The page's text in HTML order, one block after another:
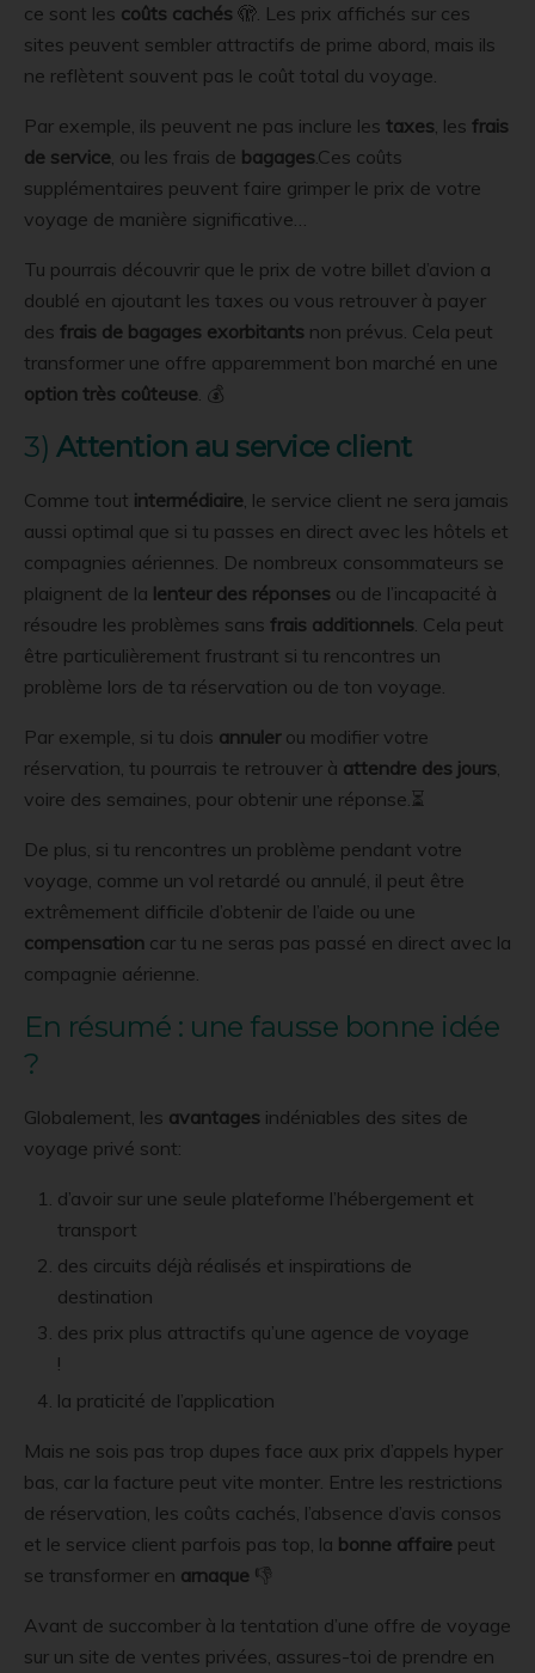
ce sont les coûts cachés 🫣. Les prix affichés sur ces
sites peuvent sembler attractifs de prime abord, mais ils
ne reflètent souvent pas le coût total du voyage.
Par exemple, ils peuvent ne pas inclure les taxes, les frais
de service, ou les frais de bagages.Ces coûts
supplémentaires peuvent faire grimper le prix de votre
voyage de manière significative…
Tu pourrais découvrir que le prix de votre billet d’avion a
doublé en ajoutant les taxes ou vous retrouver à payer
des frais de bagages exorbitants non prévus. Cela peut
transformer une offre apparemment bon marché en une
option très coûteuse. 💰
3) Attention au service client
Comme tout intermédiaire, le service client ne sera jamais
aussi optimal que si tu passes en direct avec les hôtels et
compagnies aériennes. De nombreux consommateurs se
plaignent de la lenteur des réponses ou de l’incapacité à
résoudre les problèmes sans frais additionnels. Cela peut
être particulièrement frustrant si tu rencontres un
problème lors de ta réservation ou de ton voyage.
Par exemple, si tu dois annulerou modifier votre
réservation, tu pourrais te retrouver à attendre des jours,
voire des semaines, pour obtenir une réponse.⏳
De plus, si tu rencontres un problème pendant votre
voyage, comme un vol retardé ou annulé, il peut être
extrêmement difficile d’obtenir de l’aide ou une
compensation car tu ne seras pas passé en direct avec la
compagnie aérienne.
En résumé : une fausse bonne idée
?
Globalement, les avantages indéniables des sites de
voyage privé sont:
d’avoir sur une seule plateforme l’hébergement et
transport
des circuits déjà réalisés et inspirations de
destination
des prix plus attractifs qu’une agence de voyage
!
la praticité de l’application
Mais ne sois pas trop dupes face aux prix d’appels hyper
bas, car la facture peut vite monter. Entre les restrictions
de réservation, les coûts cachés, l’absence d’avis consos
et le service client parfois pas top, la bonne affaire peut
se transformer en arnaque 👎
Avant de succomber à la tentation d’une offre de voyage
sur un site de ventes privées, assures-toi de prendre en